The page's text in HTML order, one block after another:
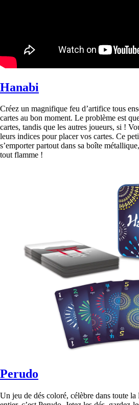
Hanabi
Créez un magnifique feu d’artifice tous
cartes au bon moment. Le problème est
cartes, tandis que les autres joueurs, si !
leurs indices pour placer vos cartes. Ce
s’emporter partout dans sa boîte
tout flamme !
Perudo
Un jeu de dés coloré, célèbre dans toute